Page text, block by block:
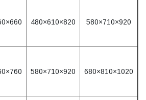
480×610×820 580×710×920
580×710×920 680×810×1020